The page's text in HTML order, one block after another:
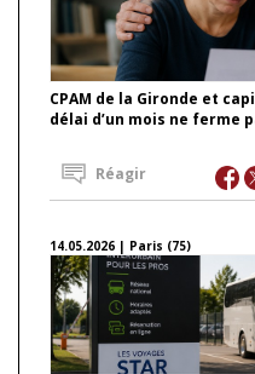
CPAM de la Gironde et
délai d’un mois ne ferme
Réagir
14.05.2026 | Paris (75)